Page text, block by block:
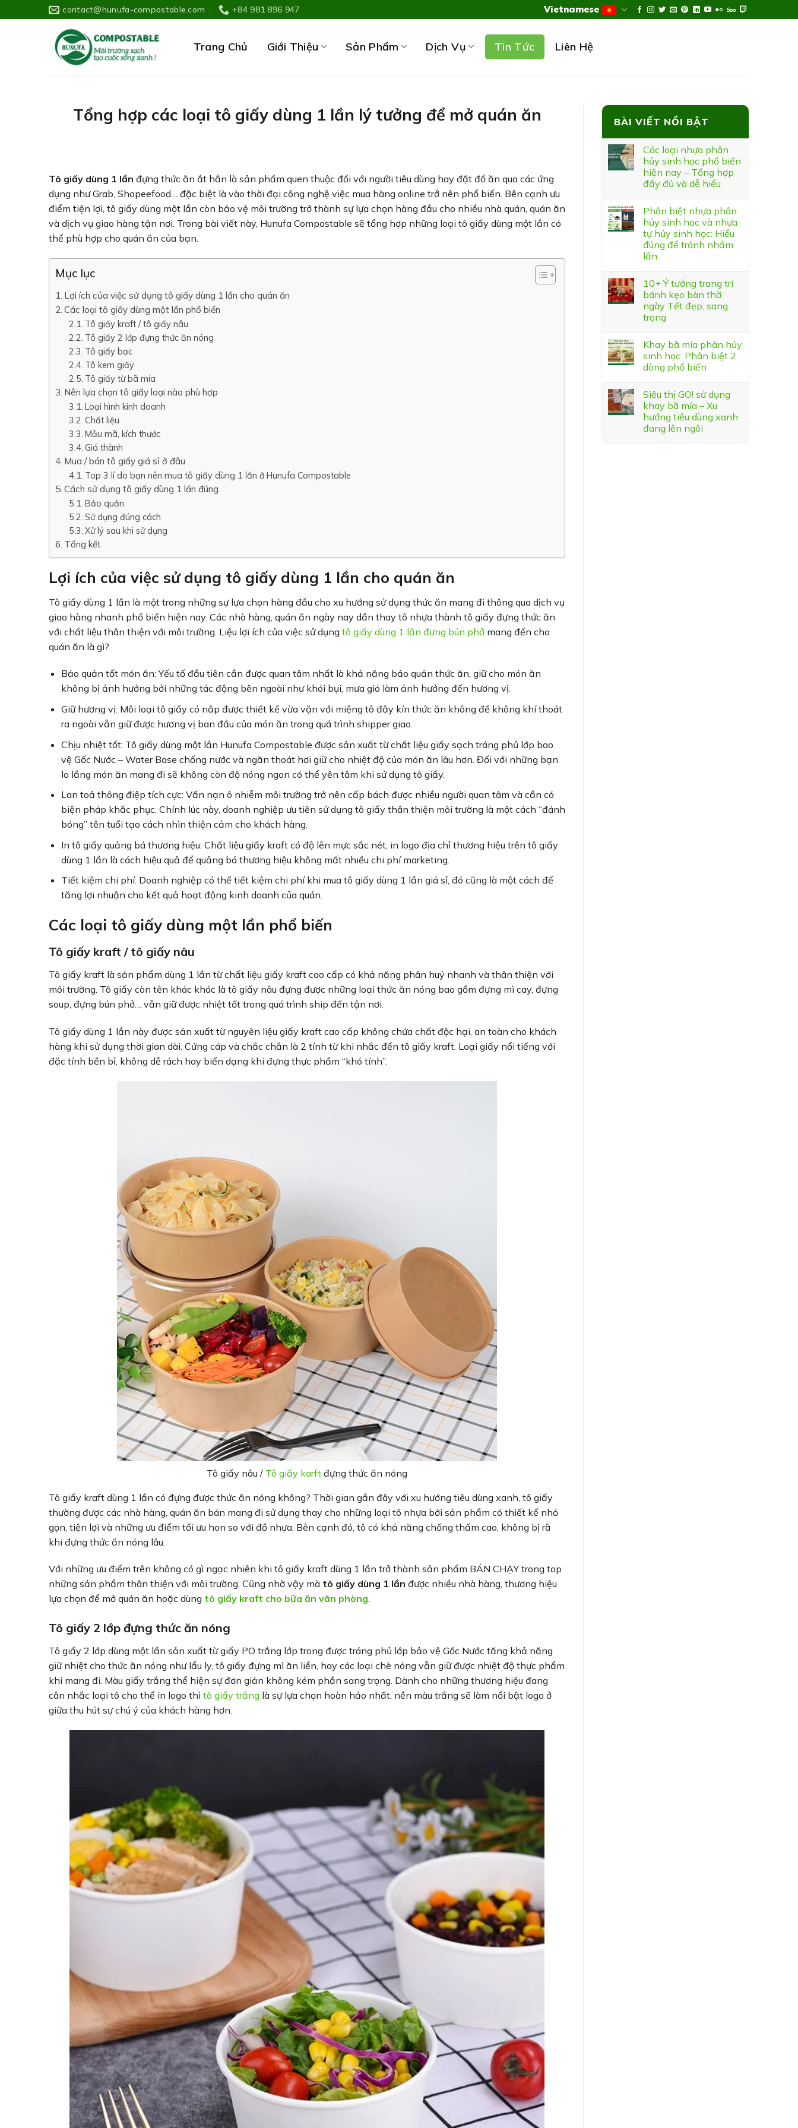
to
contact@hunufa-compostable.com +84 981 896 947 Vietnamese
Trang Chủ Giới Thiệu Sản Phẩm Dịch Vụ Tin Tức Liên Hệ
Tổng hợp các loại tô giấy dùng 1 lần lý tưởng để mở quán ăn
Tô giấy dùng 1 lần đựng thức ăn ắt hẳn là sản phẩm quen thuộc đối với người tiêu dùng hay đặt đồ ăn qua các ứng
dụng như Grab, Shopeefood… đặc biệt là vào thời đại công nghệ việc mua hàng online trở nên phổ biến. Bên cạnh ưu
điểm tiện lợi, tô giấy dùng một lần còn bảo vệ môi trường trở thành sự lựa chọn hàng đầu cho nhiều nhà quán, quán ăn
và dịch vụ giao hàng tận nơi. Trong bài viết này, Hunufa Compostable sẽ tổng hợp những loại tô giấy dùng một lần có
thể phù hợp cho quán ăn của bạn.
Mục lục
Lợi ích của việc sử dụng tô giấy dùng 1 lần cho quán ăn
Các loại tô giấy dùng một lần phổ biến
Tô giấy kraft / tô giấy nâu
Tô giấy 2 lớp đựng thức ăn nóng
Tô giấy bạc
Tô kem giấy
Tô giấy từ bã mía
Nên lựa chọn tô giấy loại nào phù hợp
Loại hình kinh doanh
Chất liệu
Mẫu mã, kích thước
Giá thành
Mua / bán tô giấy giá sỉ ở đâu
Top 3 lí do bạn nên mua tô giấy dùng 1 lần ở Hunufa Compostable
Cách sử dụng tô giấy dùng 1 lần đúng
Bảo quản
Sử dụng đúng cách
Xử lý sau khi sử dụng
Tổng kết
Lợi ích của việc sử dụng tô giấy dùng 1 lần cho quán ăn
Tô giấy dùng 1 lần là một trong những sự lựa chọn hàng đầu cho xu hướng sử dụng thức ăn mang đi thông qua dịch vụ
giao hàng nhanh phổ biến hiện nay. Các nhà hàng, quán ăn ngày nay dần thay tô nhựa thành tô giấy đựng thức ăn
với chất liệu thân thiện với môi trường. Liệu lợi ích của việc sử dụng tô giấy dùng 1 lần đựng bún phở mang đến cho
quán ăn là gì?
Bảo quản tốt món ăn: Yếu tố đầu tiên cần được quan tâm nhất là khả năng bảo quản thức ăn, giữ cho món ăn
không bị ảnh hưởng bởi những tác động bên ngoài như khói bụi, mưa gió làm ảnh hưởng đến hương vị.
Giữ hương vị: Môi loại tô giấy có nắp được thiết kế vừa vặn với miệng tô đậy kín thức ăn không để không khí thoát
ra ngoài vẫn giữ được hương vị ban đầu của món ăn trong quá trình shipper giao.
Chịu nhiệt tốt: Tô giấy dùng một lần Hunufa Compostable được sản xuất từ chất liệu giấy sạch tráng phủ lớp bao
vệ Gốc Nước – Water Base chống nước và ngăn thoát hơi giữ cho nhiệt độ của món ăn lâu hơn. Đối với những bạn
lo lắng món ăn mang đi sẽ không còn độ nóng ngon có thể yên tâm khi sử dụng tô giấy.
Lan toả thông điệp tích cực: Vấn nạn ô nhiễm môi trường trở nên cấp bách được nhiều người quan tâm và cần có
biện pháp khắc phục. Chính lúc này, doanh nghiệp ưu tiên sử dụng tô giấy thân thiện môi trường là một cách “đánh
bóng” tên tuổi tạo cách nhìn thiện cảm cho khách hàng.
In tô giấy quảng bá thương hiệu: Chất liệu giấy kraft có độ lên mực sắc nét, in logo địa chỉ thương hiệu trên tô giấy
dùng 1 lần là cách hiệu quả để quảng bá thương hiệu không mất nhiều chi phí marketing.
Tiết kiệm chi phí: Doanh nghiệp có thể tiết kiệm chi phí khi mua tô giấy dùng 1 lần giá sỉ, đó cũng là một cách để
tăng lợi nhuận cho kết quả hoạt động kinh doanh của quán.
Các loại tô giấy dùng một lần phổ biến
Tô giấy kraft / tô giấy nâu
Tô giấy kraft là sản phẩm dùng 1 lần từ chất liệu giấy kraft cao cấp có khả năng phân huỷ nhanh và thân thiện với
môi trường. Tô giấy còn tên khác khác là tô giấy nâu đựng được những loại thức ăn nóng bao gồm đựng mì cay, đựng
soup, đựng bún phở… vẫn giữ được nhiệt tốt trong quá trình ship đến tận nơi.
Tô giấy dùng 1 lần này được sản xuất từ nguyên liệu giấy kraft cao cấp không chứa chất độc hại, an toàn cho khách
hàng khi sử dụng thời gian dài. Cứng cáp và chắc chắn là 2 tính từ khi nhắc đến tô giấy kraft. Loại giấy nổi tiếng với
đặc tính bền bỉ, không dễ rách hay biến dạng khi đựng thực phẩm “khó tính”.
Tô giấy nâu / Tô giấy karft đựng thức ăn nóng
Tô giấy kraft dùng 1 lần có đựng được thức ăn nóng không? Thời gian gần đây với xu hướng tiêu dùng xanh, tô giấy
thường được các nhà hàng, quán ăn bán mang đi sử dụng thay cho những loại tô nhựa bởi sản phẩm có thiết kế nhỏ
gọn, tiện lợi và những ưu điểm tối ưu hon so với đồ nhựa. Bên cạnh đó, tô có khả năng chống thấm cao, không bị rã
khi đựng thức ăn nóng lâu.
Với những ưu điểm trên không có gì ngạc nhiên khi tô giấy kraft dùng 1 lần trở thành sản phẩm BÁN CHẠY trong top
những sản phẩm thân thiện với môi trường. Cũng nhờ vậy mà tô giấy dùng 1 lần được nhiều nhà hàng, thương hiệu
lựa chọn để mở quán ăn hoặc dùng tô giấy kraft cho bữa ăn văn phòng.
Tô giấy 2 lớp đựng thức ăn nóng
Tô giấy 2 lớp dùng một lần sản xuất từ giấy PO trắng lớp trong được tráng phủ lớp bảo vệ Gốc Nước tăng khả năng
giữ nhiệt cho thức ăn nóng như lẩu ly, tô giấy đựng mì ăn liền, hay các loại chè nóng vẫn giữ được nhiệt độ thực phẩm
khi mang đi. Màu giấy trắng thể hiện sự đơn giản không kém phần sang trọng. Dành cho những thương hiệu đang
cân nhắc loại tô cho thể in logo thì tô giấy trắng là sự lựa chọn hoàn hảo nhất, nền màu trắng sẽ làm nổi bật logo ở
giữa thu hút sự chú ý của khách hàng hơn.
BÀI VIẾT NỔI BẬT
Các loại nhựa phân
hủy sinh học phổ biến
hiện nay – Tổng hợp
đầy đủ và dễ hiểu
Phân biệt nhựa phân
hủy sinh học và nhựa
tự hủy sinh học: Hiểu
đúng để tránh nhầm
lẫn
10+ Ý tưởng trang trí
bánh kẹo bàn thờ
ngày Tết đẹp, sang
trọng
Khay bã mía phân hủy
sinh học: Phân biệt 2
dòng phổ biến
Siêu thị GO! sử dụng
khay bã mía – Xu
hướng tiêu dùng xanh
đang lên ngôi